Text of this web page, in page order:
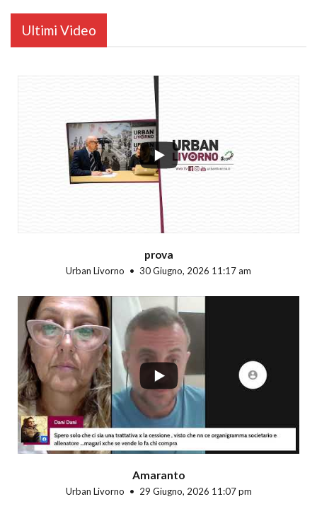
Ultimi Video
prova
Urban Livorno 30 Giugno, 2026 11:17 am
Amaranto
Urban Livorno 29 Giugno, 2026 11:07 pm